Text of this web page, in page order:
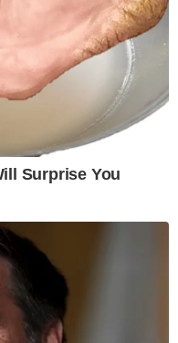
Surprise You